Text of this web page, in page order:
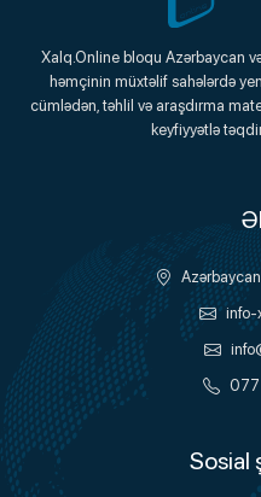
Xalq.Online bloqu Azərbaycan
həmçinin müxtəlif sahələrdə
cümlədən, təhlil və araşdırma
keyfiyyətlə
info-
Sosial